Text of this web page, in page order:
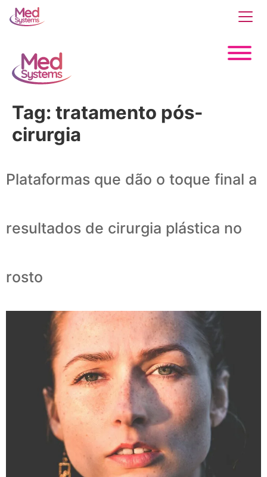
Tag: tratamento pós-
cirurgia
Plataformas que dão o toque final a
resultados de cirurgia plástica no
rosto